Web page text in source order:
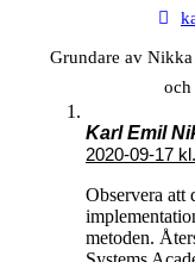
Grundare av
och
Karl Emil
2020-09-17
Observera att
metoden.